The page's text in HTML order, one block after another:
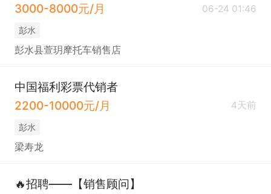
3000-8000元/月
06-24 01:46
彭水
彭水县萱玥摩托车销售店
中国福利彩票代销者
2200-10000元/月
4天前
彭水
梁寿龙
🔥招聘——【销售顾问】